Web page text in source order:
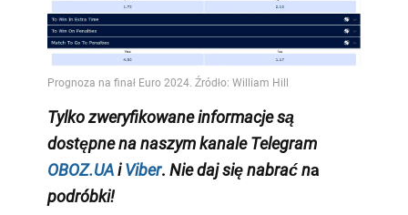
Tylko zweryfikowane informacje są
dostępne na naszym kanale Telegram
OBOZ.UA iViber. Nie daj się nabrać na
podróbki!